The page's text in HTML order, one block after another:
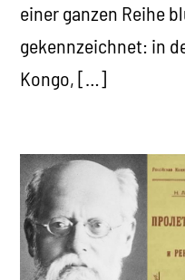
einer ganzen Reihe
gekennzeichnet: in
Kongo, […]